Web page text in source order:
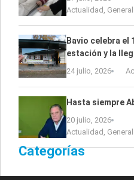
Actualidad
Bavio celebra el
estación y la
24 julio, 2026
Hasta siempre
20 julio, 2026
Actualidad
Categorías